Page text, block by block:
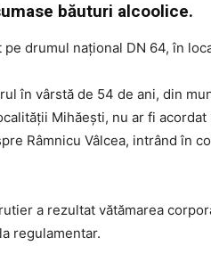
băuturi alcoolice.
drumul naţional DN 64, în
în vârstă de 54 de ani, din
Mihăești, nu ar fi
Râmnicu Vâlcea, intrând în
a rezultat vătămarea
regulamentar.